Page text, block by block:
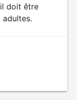
doit être
adultes.